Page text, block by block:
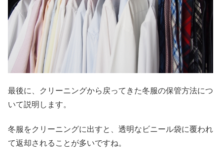
最後に、クリーニングから戻ってきた冬服の保管方法につ
いて説明します。
冬服をクリーニングに出すと、透明なビニール袋に覆われ
て返却されることが多いですね。